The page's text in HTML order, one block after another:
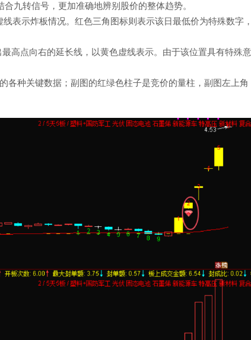
九转信号，更加准确地辨别股价的整体趋势。
线表示炸板情况。红色三角图标则表示该日最低价为特殊数字
最高点向右的延长线，以黄色虚线表示。由于该位置具有特殊意
各种关键数据；副图的红绿色柱子是竞价的量柱，副图左上角